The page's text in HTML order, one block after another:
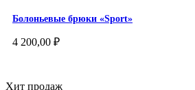
Болоньевые брюки «Sport»
4 200,00 ₽
Хит продаж